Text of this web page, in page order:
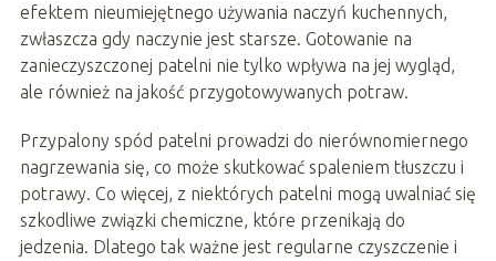
efektem nieumiejętnego używania naczyń kuchennych,
zwłaszcza gdy naczynie jest starsze. Gotowanie na
zanieczyszczonej patelni nie tylko wpływa na jej wygląd,
ale również na jakość przygotowywanych potraw.
Przypalony spód patelni prowadzi do nierównomiernego
nagrzewania się, co może skutkować spaleniem tłuszczu i
potrawy. Co więcej, z niektórych patelni mogą uwalniać się
szkodliwe związki chemiczne, które przenikają do
jedzenia. Dlatego tak ważne jest regularne czyszczenie i